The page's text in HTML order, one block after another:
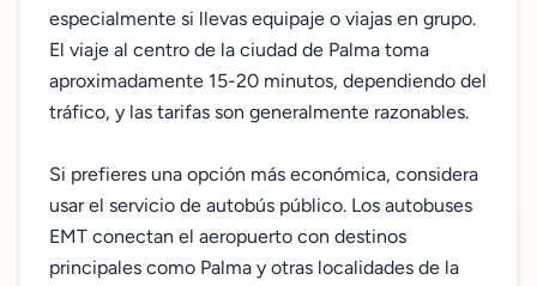
especialmente si llevas equipaje o viajas en grupo.
El viaje al centro de la ciudad de Palma toma
aproximadamente 15-20 minutos, dependiendo del
tráfico, y las tarifas son generalmente razonables.
Si prefieres una opción más económica, considera
usar el servicio de autobús público. Los autobuses
EMT conectan el aeropuerto con destinos
principales como Palma y otras localidades de la